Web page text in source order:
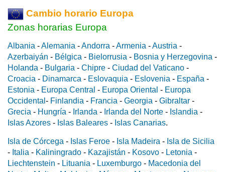
Cambio horario Europa
Zonas horarias Europa
Albania -Alemania -Andorra -Armenia -Austria -
Azerbaiyán - Bélgica - Bielorrusia - Bosnia y Herzegovina -
Holanda - Bulgaria - Chipre - Ciudad del Vaticano -
Croacia - Dinamarca - Eslovaquia - Eslovenia - España -
Estonia - Europa Central - Europa Oriental - Europa
Occidental - Finlandia - Francia - Georgia - Gibraltar -
Grecia - Hungría - Irlanda - Irlanda del Norte - Islandia -
Islas Azores - Islas Baleares - Islas Canarias.
Isla de Córcega - Islas Feroe - Isla Madeira - Isla de Sicilia
- Italia - Kaliningrado - Kazajistán - Kosovo - Letonia -
Liechtenstein - Lituania - Luxemburgo - Macedonia del